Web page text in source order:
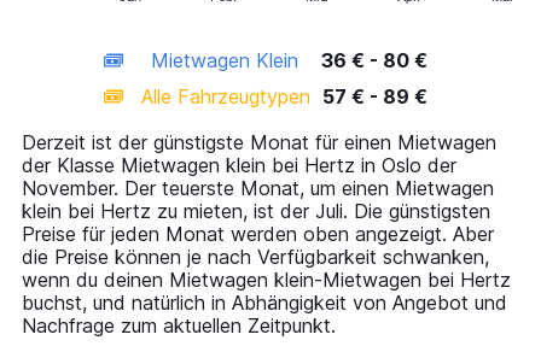
displaying
categories.
14
categories.
The
chart
has
1
Y
axis
displaying
values.
Mietwagen Klein
36 € - 80 €
Alle Fahrzeugtypen 57 € - 89 €
Derzeit ist der günstigste Monat für einen Mietwagen
der Klasse Mietwagen klein bei Hertz in Oslo der
November. Der teuerste Monat, um einen Mietwagen
klein bei Hertz zu mieten, ist der Juli. Die günstigsten
Preise für jeden Monat werden oben angezeigt. Aber
die Preise können je nach Verfügbarkeit schwanken,
wenn du deinen Mietwagen klein-Mietwagen bei Hertz
buchst, und natürlich in Abhängigkeit von Angebot und
Nachfrage zum aktuellen Zeitpunkt.